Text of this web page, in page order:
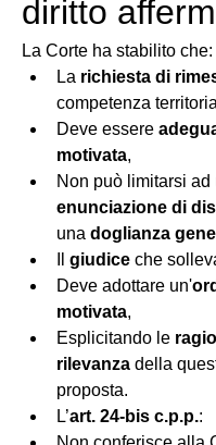
diritto
La Corte ha stabilito che:
La richiesta di
competenza
Deve essere
motivata,
enunciazione di
una doglianza
giudice che
Deve adottare un'
motivata,
Esplicitando le
rilevanza della
proposta.
L’art. 24-bis c.p.p.: